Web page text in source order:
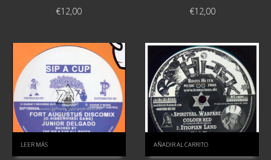
€12,00
€12,00
LEER MÁS AÑADIR AL CARRITO